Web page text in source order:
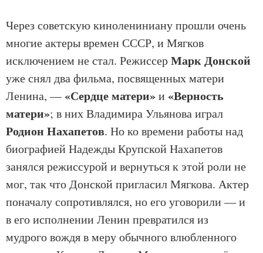
Через советскую кинолениниану прошли очень
многие актеры времен СССР, и Мягков
исключением не стал. РежиссерМарк Донской
уже снял два фильма, посвященных матери
Ленина, —«Сердце матери»и «Верность
матери»; в них Владимира Ульянова играл
Родион Нахапетов. Но ко времени работы над
биографией Надежды Крупской Нахапетов
занялся режиссурой и вернуться к этой роли не
мог, так что Донской пригласил Мягкова. Актер
поначалу сопротивлялся, но его уговорили — и
в его исполнении Ленин превратился из
мудрого вождя в меру обычного влюбленного